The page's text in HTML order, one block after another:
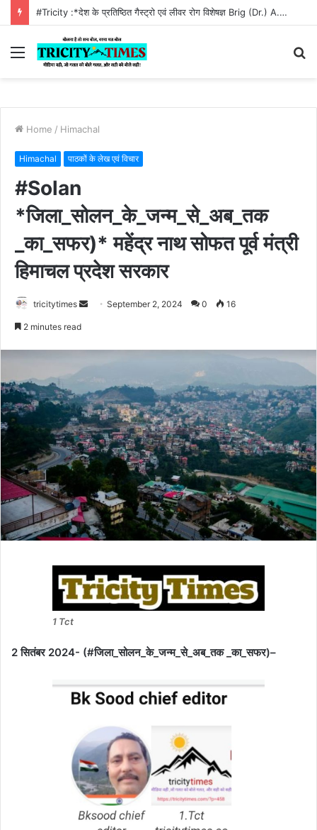
#Tricity :*देश के प्रतिष्ठित गैस्ट्रो एवं लीवर रोग विशेषज्ञ Brig (Dr.) A.K. Sood (VSM) से परामर्श का सुनहरा अवसर*
Menu
Home / Himachal
Himachal पाठकों के लेख एवं विचार
#Solan
*जिला_सोलन_के_जन्म_से_अब_तक
_का_सफर)* महेंद्र नाथ सोफत पूर्व मंत्री
हिमाचल प्रदेश सरकार
tricitytimes
SendSeptember 2, 2024 0 16
2 minutes read
1 Tct
2 सितंबर 2024- (#जिला_सोलन_के_जन्म_से_अब_तक _का_सफर)–